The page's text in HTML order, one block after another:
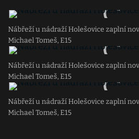
Nábřeží u nádraží Holešovice zaplní
Michael Tomeš, E15
Nábřeží u nádraží Holešovice zaplní
Michael Tomeš, E15
Nábřeží u nádraží Holešovice zaplní
Michael Tomeš, E15